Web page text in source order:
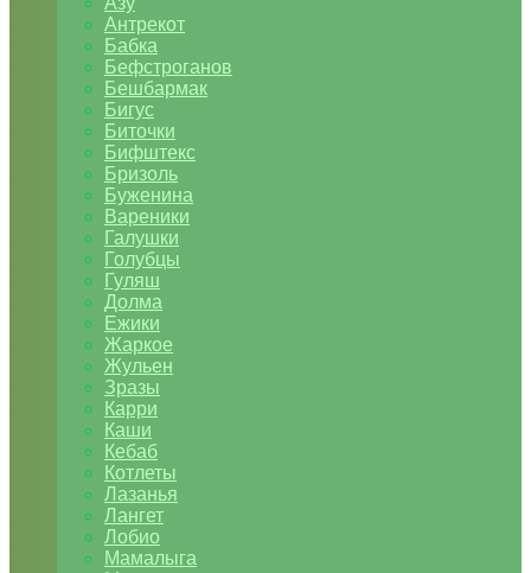
Антрекот
Бабка
Бефстроганов
Бешбармак
Бигус
Биточки
Бифштекс
Бризоль
Буженина
Вареники
Галушки
Голубцы
Гуляш
Долма
Ежики
Жаркое
Жульен
Зразы
Карри
Каши
Кебаб
Котлеты
Лазанья
Лангет
Лобио
Мамалыга